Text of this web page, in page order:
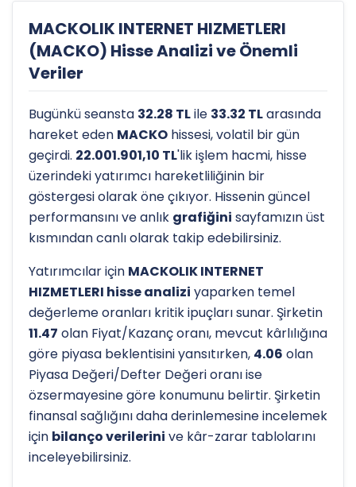
MACKOLIK INTERNET HIZMETLERI
(MACKO) Hisse Analizi ve Önemli
Veriler
Bugünkü seansta 32.28 TLile 33.32 TLarasında
hareket eden MACKO hissesi, volatil bir gün
geçirdi. 22.001.901,10 TL'lik işlem hacmi, hisse
üzerindeki yatırımcı hareketliliğinin bir
göstergesi olarak öne çıkıyor. Hissenin güncel
performansını ve anlık grafiğini sayfamızın üst
kısmından canlı olarak takip edebilirsiniz.
Yatırımcılar için MACKOLIK INTERNET
HIZMETLERI hisse analizi yaparken temel
değerleme oranları kritik ipuçları sunar. Şirketin
11.47 olan Fiyat/Kazanç oranı, mevcut kârlılığına
göre piyasa beklentisini yansıtırken, 4.06 olan
Piyasa Değeri/Defter Değeri oranı ise
özsermayesine göre konumunu belirtir. Şirketin
finansal sağlığını daha derinlemesine incelemek
için bilanço verilerini ve kâr-zarar tablolarını
inceleyebilirsiniz.